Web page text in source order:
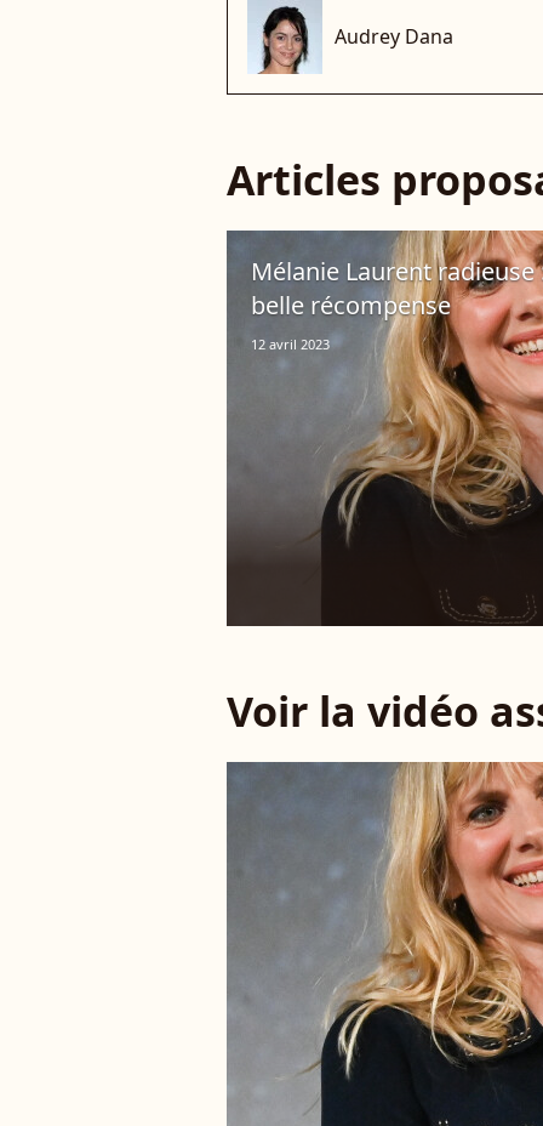
Audrey Dana
Articles
Mélanie Laurent
belle récompense
12 avril 2023
Voir la vidéo